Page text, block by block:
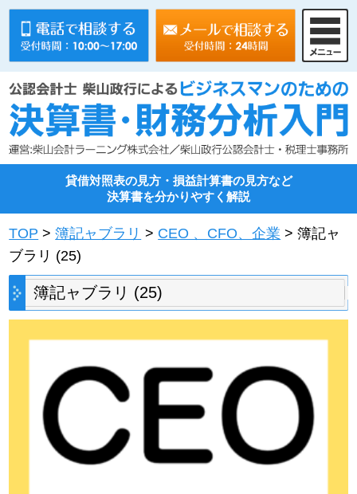
貸借対照表の見方・損益計算書の見方など
決算書を分かりやすく解説
TOP >簿記ャブラリ > CEO 、CFO、企業 >簿記ャ
ブラリ (25)
簿記ャブラリ (25)